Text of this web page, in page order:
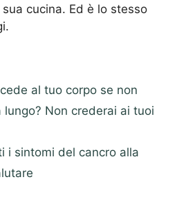
cucina. Ed è lo stesso
al tuo corpo se non
Non crederai ai tuoi
i sintomi del cancro alla